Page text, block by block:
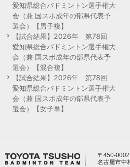
愛知県総合バドミントン選手権大
会（兼 国スポ成年の部県代表予
選会）【男子複】
【試合結果】2026年 第78回
愛知県総合バドミントン選手権大
会（兼 国スポ成年の部県代表予
選会）【混合複】
【試合結果】2026年 第78回
愛知県総合バドミントン選手権大
会（兼 国スポ成年の部県代表予
選会）【女子単】
〒450-0002
名古屋市中